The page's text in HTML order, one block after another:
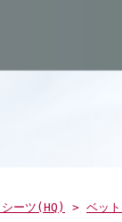
ーツ(HQ) > ベッ